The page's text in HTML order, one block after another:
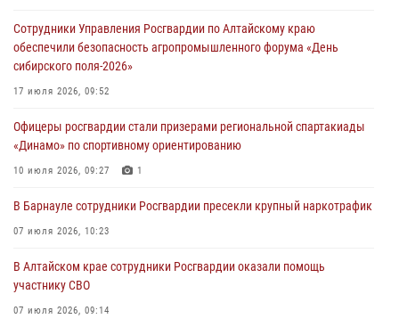
Сотрудники Управления Росгвардии по Алтайскому краю
обеспечили безопасность агропромышленного форума «День
сибирского поля-2026»
17 июля 2026, 09:52
Офицеры росгвардии стали призерами региональной спартакиады
«Динамо» по спортивному ориентированию
10 июля 2026, 09:27 1
В Барнауле сотрудники Росгвардии пресекли крупный наркотрафик
07 июля 2026, 10:23
В Алтайском крае сотрудники Росгвардии оказали помощь
участнику СВО
07 июля 2026, 09:14